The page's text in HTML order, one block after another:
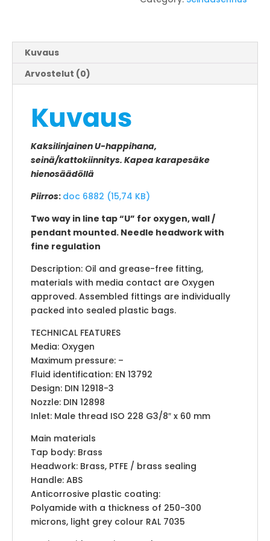
Kuvaus
Arvostelut (0)
Kuvaus
Kaksilinjainen U-happihana,
seinä/kattokiinnitys. Kapea karapesäke
hienosäädöllä
Piirros: doc 6882 (15,74 KB)
Two way in line tap “U” for oxygen, wall /
pendant mounted. Needle headwork with
fine regulation
Description: Oil and grease-free fitting,
materials with media contact are Oxygen
approved. Assembled fittings are individually
packed into sealed plastic bags.
TECHNICAL FEATURES
Media: Oxygen
Maximum pressure: –
Fluid identification: EN 13792
Design: DIN 12918-3
Nozzle: DIN 12898
Inlet: Male thread ISO 228 G3/8″ x 60 mm
Main materials
Tap body: Brass
Headwork: Brass, PTFE / brass sealing
Handle: ABS
Anticorrosive plastic coating:
Polyamide with a thickness of 250-300
microns, light grey colour RAL 7035